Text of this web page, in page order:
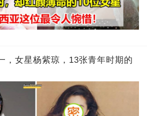
，女星杨紫琼，13张青年时期的